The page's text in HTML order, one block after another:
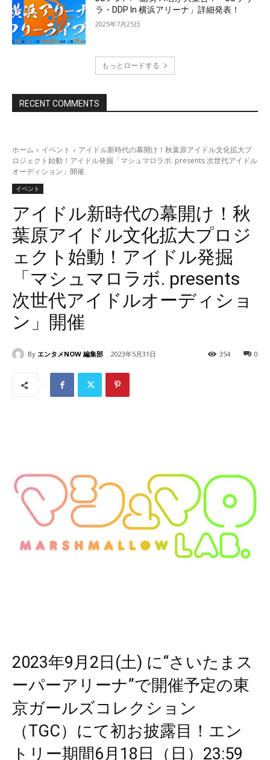
ラ・DDP In 横浜アリーナ」詳細発表！
2025年7月25日
もっとロードする
RECENT COMMENTS